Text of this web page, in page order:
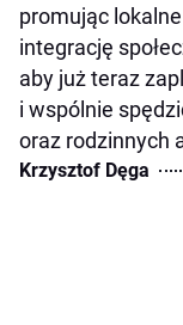
promując
integrację
aby już teraz
i wspólnie
oraz rodzinnych
Krzysztof Dęga